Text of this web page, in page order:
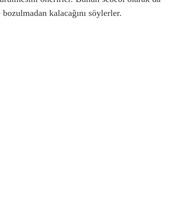
kalacağını söylerler.